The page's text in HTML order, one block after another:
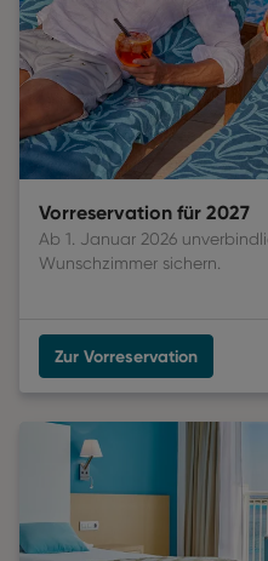
Vorreservation für 2027
Ab 1. Januar 2026
Wunschzimmer sichern.
Zur Vorreservation